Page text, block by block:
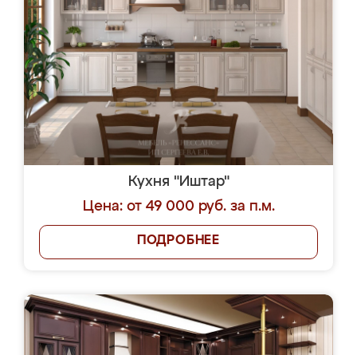
Кухня "Иштар"
Цена: от 49 000 руб. за п.м.
ПОДРОБНЕЕ